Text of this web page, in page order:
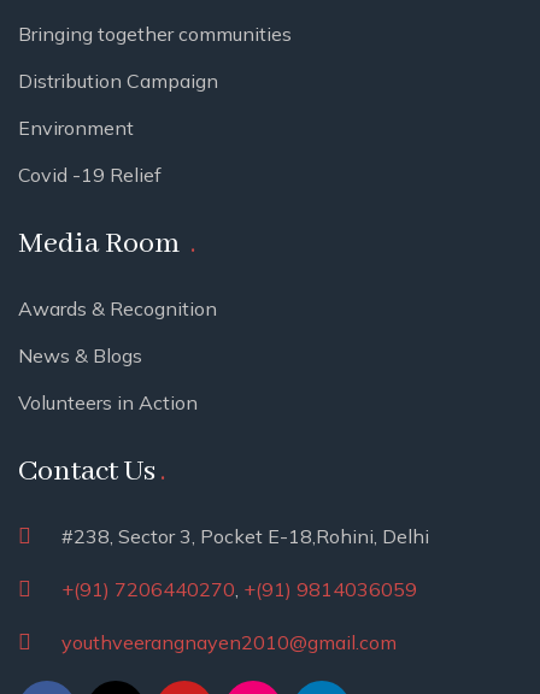
Bringing together communities
Distribution Campaign
Environment
Covid -19 Relief
Media Room
Awards & Recognition
News & Blogs
Volunteers in Action
Contact Us
#238, Sector 3, Pocket E-18,Rohini, Delhi
+(91) 7206440270 +(91) 9814036059
youthveerangnayen2010@gmail.com